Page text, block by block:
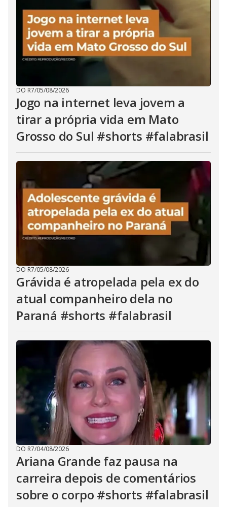
DO R7/05/08/2026
Jogo na internet leva jovem a
tirar a própria vida em Mato
Grosso do Sul #shorts #falabrasil
DO R7/05/08/2026
Grávida é atropelada pela ex do
atual companheiro dela no
Paraná #shorts #falabrasil
DO R7/04/08/2026
Ariana Grande faz pausa na
carreira depois de comentários
sobre o corpo #shorts #falabrasil